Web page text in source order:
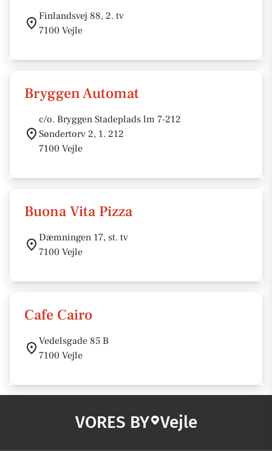
Finlandsvej 88, 2. tv
7100 Vejle
Bryggen Automat
c/o. Bryggen Stadeplads lm 7-212
Søndertorv 2, 1. 212
7100 Vejle
Buona Vita Pizza
Dæmningen 17, st. tv
7100 Vejle
Cafe Cairo
Vedelsgade 85 B
7100 Vejle
VORES BY Vejle